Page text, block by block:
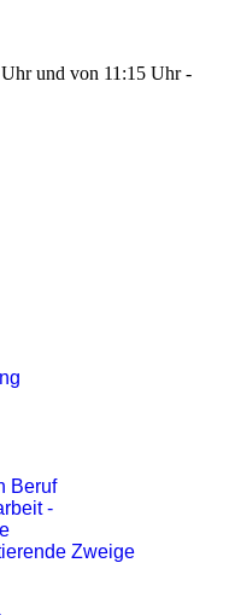
und von 11:15 Uhr -
Beruf
-
Zweige